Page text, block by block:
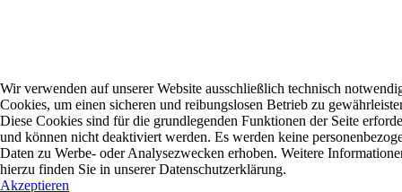
Wir verwenden auf unserer Website ausschließlich technisch
Cookies, um einen sicheren und reibungslosen Betrieb zu
Diese Cookies sind für die grundlegenden Funktionen der Seite
und können nicht deaktiviert werden. Es werden keine
Daten zu Werbe- oder Analysezwecken erhoben. Weitere
hierzu finden Sie in unserer Datenschutzerklärung.
Akzeptieren